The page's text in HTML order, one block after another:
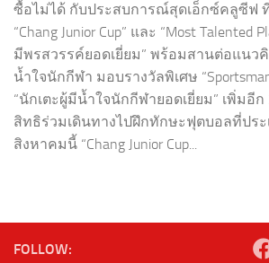
ซื้อไม่ได้ กับประสบการณ์สุดเอ็กซ์คลูซีฟ
“Chang Junior Cup” และ “Most Talented
มีพรสวรรค์ยอดเยี่ยม” พร้อมสานต่อแนว
น้ำใจนักกีฬา มอบรางวัลพิเศษ
“นักเตะผู้มีน้ำใจนักกีฬายอดเยี่ยม” เพิ่มอีก
สิทธิร่วมเดินทางไปฝึกทักษะฟุตบอลที่ปร
สิงหาคมนี้ “Chang Junior Cup...
FOLLOW: